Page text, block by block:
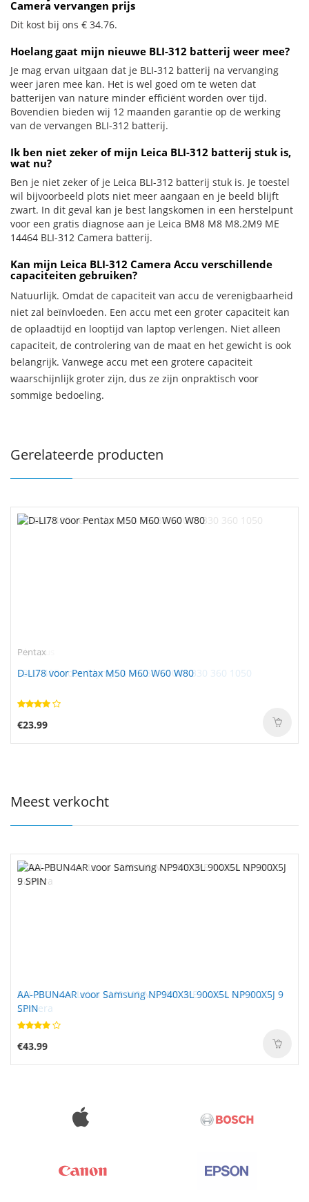
Camera vervangen prijs
Dit kost bij ons € 34.76.
Hoelang gaat mijn nieuwe BLI-312 batterij weer mee?
Je mag ervan uitgaan dat je BLI-312 batterij na vervanging
weer jaren mee kan. Het is wel goed om te weten dat
batterijen van nature minder efficiënt worden over tijd.
Bovendien bieden wij 12 maanden garantie op de werking
van de vervangen BLI-312 batterij.
Ik ben niet zeker of mijn Leica BLI-312 batterij stuk is,
wat nu?
Ben je niet zeker of je Leica BLI-312 batterij stuk is. Je toestel
wil bijvoorbeeld plots niet meer aangaan en je beeld blijft
zwart. In dit geval kan je best langskomen in een herstelpunt
voor een gratis diagnose aan je Leica BM8 M8 M8.2M9 ME
14464 BLI-312 Camera batterij.
Kan mijn Leica BLI-312 Camera Accu verschillende
capaciteiten gebruiken?
Natuurlijk. Omdat de capaciteit van accu de verenigbaarheid
niet zal beïnvloeden. Een accu met een groter capaciteit kan
de oplaadtijd en looptijd van laptop verlengen. Niet alleen
capaciteit, de controlering van de maat en het gewicht is ook
belangrijk. Vanwege accu met een grotere capaciteit
waarschijnlijk groter zijn, dus ze zijn onpraktisch voor
sommige bedoeling.
Gerelateerde producten
Pentax
D-LI78 voor Pentax M50 M60 W60 W80
€23.99
Meest verkocht
AA-PBUN4AR voor Samsung NP940X3L 900X5L NP900X5J 9
SPIN
€43.99